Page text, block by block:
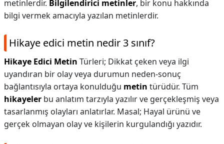
metinlerdir. Bilgilendirici metinler, bir konu hakkında
bilgi vermek amacıyla yazılan metinlerdir.
Hikaye edici metin nedir 3 sınıf?
Hikaye Edici Metin Türleri; Dikkat çeken veya ilgi
uyandıran bir olay veya durumun neden-sonuç
bağlantısıyla ortaya konulduğu metin türüdür. Tüm
hikayeler bu anlatım tarzıyla yazılır ve gerçekleşmiş veya
tasarlanmış olayları anlatırlar. Masal; Hayal ürünü ve
gerçek olmayan olay ve kişilerin kurgulandığı yazıdır.